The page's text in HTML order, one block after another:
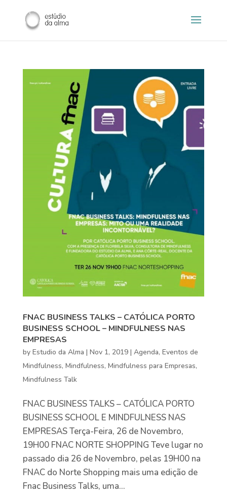
FNAC BUSINESS TALKS – CATÓLICA PORTO
BUSINESS SCHOOL – MINDFULNESS NAS
EMPRESAS
by Estudio da Alma | Nov 1, 2019| Agenda, Eventos de
Mindfulness, Mindfulness, Mindfulness para Empresas,
Mindfulness Talk
FNAC BUSINESS TALKS – CATÓLICA PORTO
BUSINESS SCHOOL E MINDFULNESS NAS
EMPRESAS Terça-Feira, 26 de Novembro,
19H00 FNAC NORTE SHOPPING Teve lugar no
passado dia 26 de Novembro, pelas 19H00 na
FNAC do Norte Shopping mais uma edição de
Fnac Business Talks, uma...